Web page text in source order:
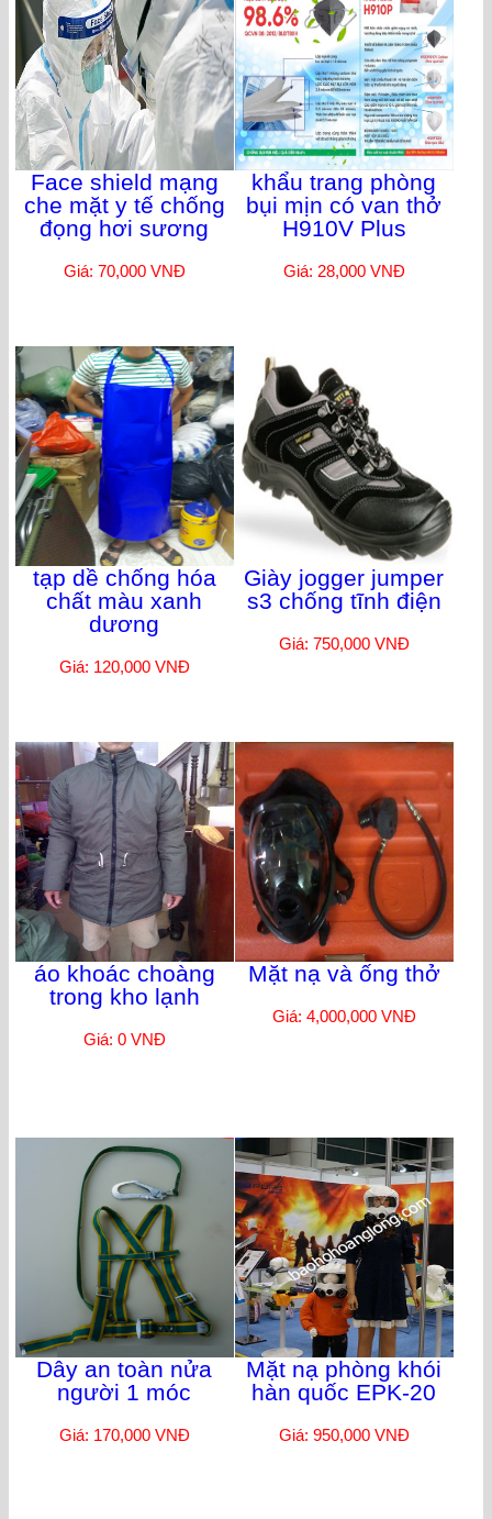
Face shield mạng
che mặt y tế chống
đọng hơi sương
Giá: 70,000 VNĐ
khẩu trang phòng
bụi mịn có van thở
H910V Plus
Giá: 28,000 VNĐ
tạp dề chống hóa
chất màu xanh
dương
Giá: 120,000 VNĐ
Giày jogger jumper
s3 chống tĩnh điện
Giá: 750,000 VNĐ
áo khoác choàng
trong kho lạnh
Giá: 0 VNĐ
Mặt nạ và ống thở
Giá: 4,000,000 VNĐ
Dây an toàn nửa
người 1 móc
Giá: 170,000 VNĐ
Mặt nạ phòng khói
hàn quốc EPK-20
Giá: 950,000 VNĐ